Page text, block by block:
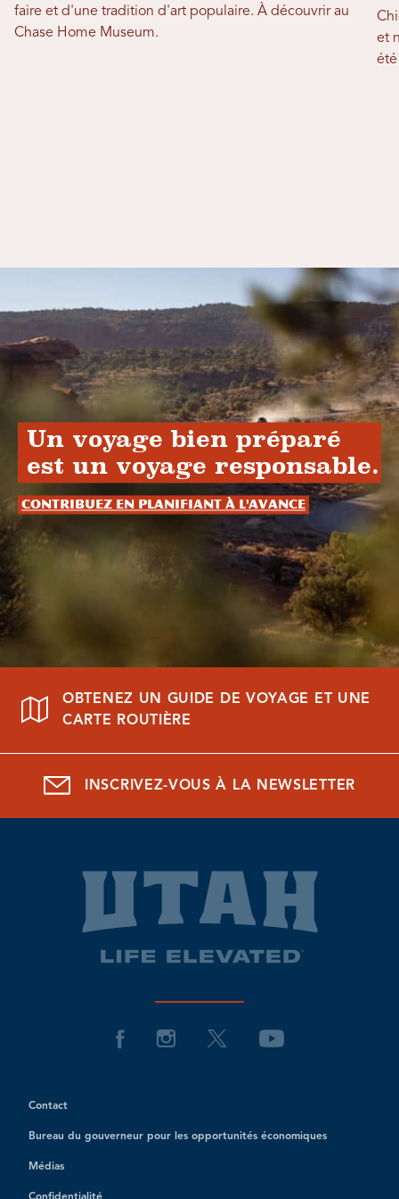
faire et d'une tradition d'art populaire. À découvrir au
Chase Home Museum.
et
été
Un voyage bien préparé
est un voyage responsable.
Contribuez en planifiant à l'avance
OBTENEZ UN GUIDE DE VOYAGE ET UNE
CARTE ROUTIÈRE
INSCRIVEZ-VOUS À LA NEWSLETTER
Contact
Bureau du gouverneur pour les opportunités économiques
Médias
Confidentialité